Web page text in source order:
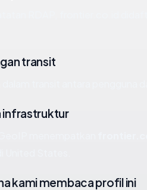
transit
infrastruktur
kami membaca profil ini